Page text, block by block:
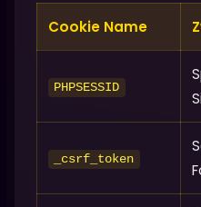
Cookie Name
PHPSESSID
_csrf_token